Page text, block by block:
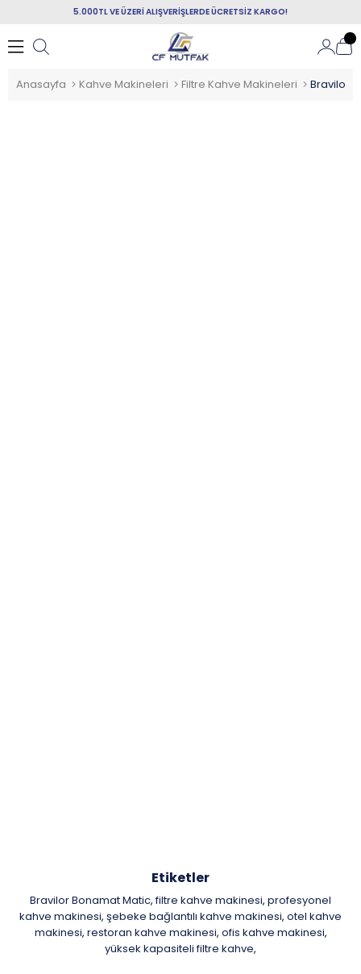
5.000TL VE ÜZERİ ALIŞVERİŞLERDE ÜCRETSİZ KARGO!
Anasayfa Kahve Makineleri Filtre Kahve Makineleri
Etiketler
Bravilor Bonamat Matic, filtre kahve makinesi, profesyonel
kahve makinesi, şebeke bağlantılı kahve makinesi, otel kahve
makinesi, restoran kahve makinesi, ofis kahve makinesi,
yüksek kapasiteli filtre kahve,